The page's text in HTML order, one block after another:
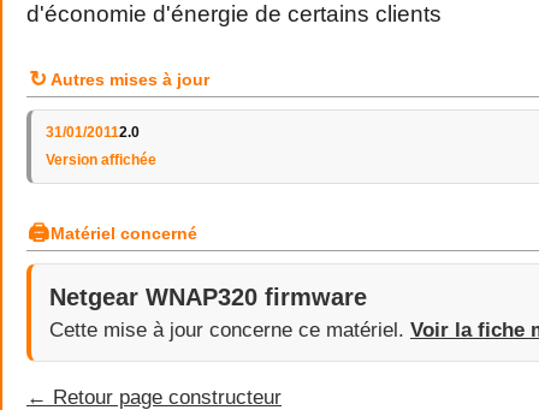
d'économie d'énergie de certains clients
↻ Autres mises à jour
31/01/20112.0
Version affichée
🖨Matériel concerné
Netgear WNAP320 firmware
Cette mise à jour concerne ce matériel. Voir la fiche
← Retour page constructeur